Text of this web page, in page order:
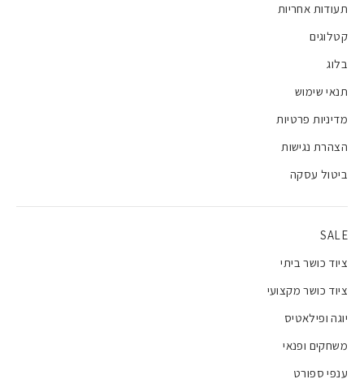
תעודות אחריות
קטלוגים
בלוג
תנאי שימוש
מדיניות פרטיות
הצהרת נגישות
ביטול עסקה
SALE
ציוד כושר ביתי
ציוד כושר מקצועי
יוגה ופילאטיס
משחקים ופנאי
ענפי ספורט